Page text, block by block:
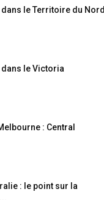
le Territoire du Nord
le Victoria
: Central
: le point sur la